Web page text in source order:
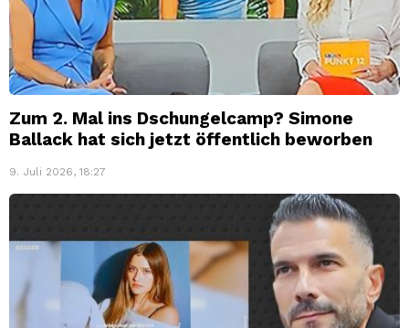
Zum 2. Mal ins Dschungelcamp? Simone
Ballack hat sich jetzt öffentlich beworben
9. Juli 2026, 18:27